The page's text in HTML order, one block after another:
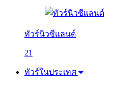
ทัวร์นิวซีแลนด์
21
ทัวร์ในประเทศ